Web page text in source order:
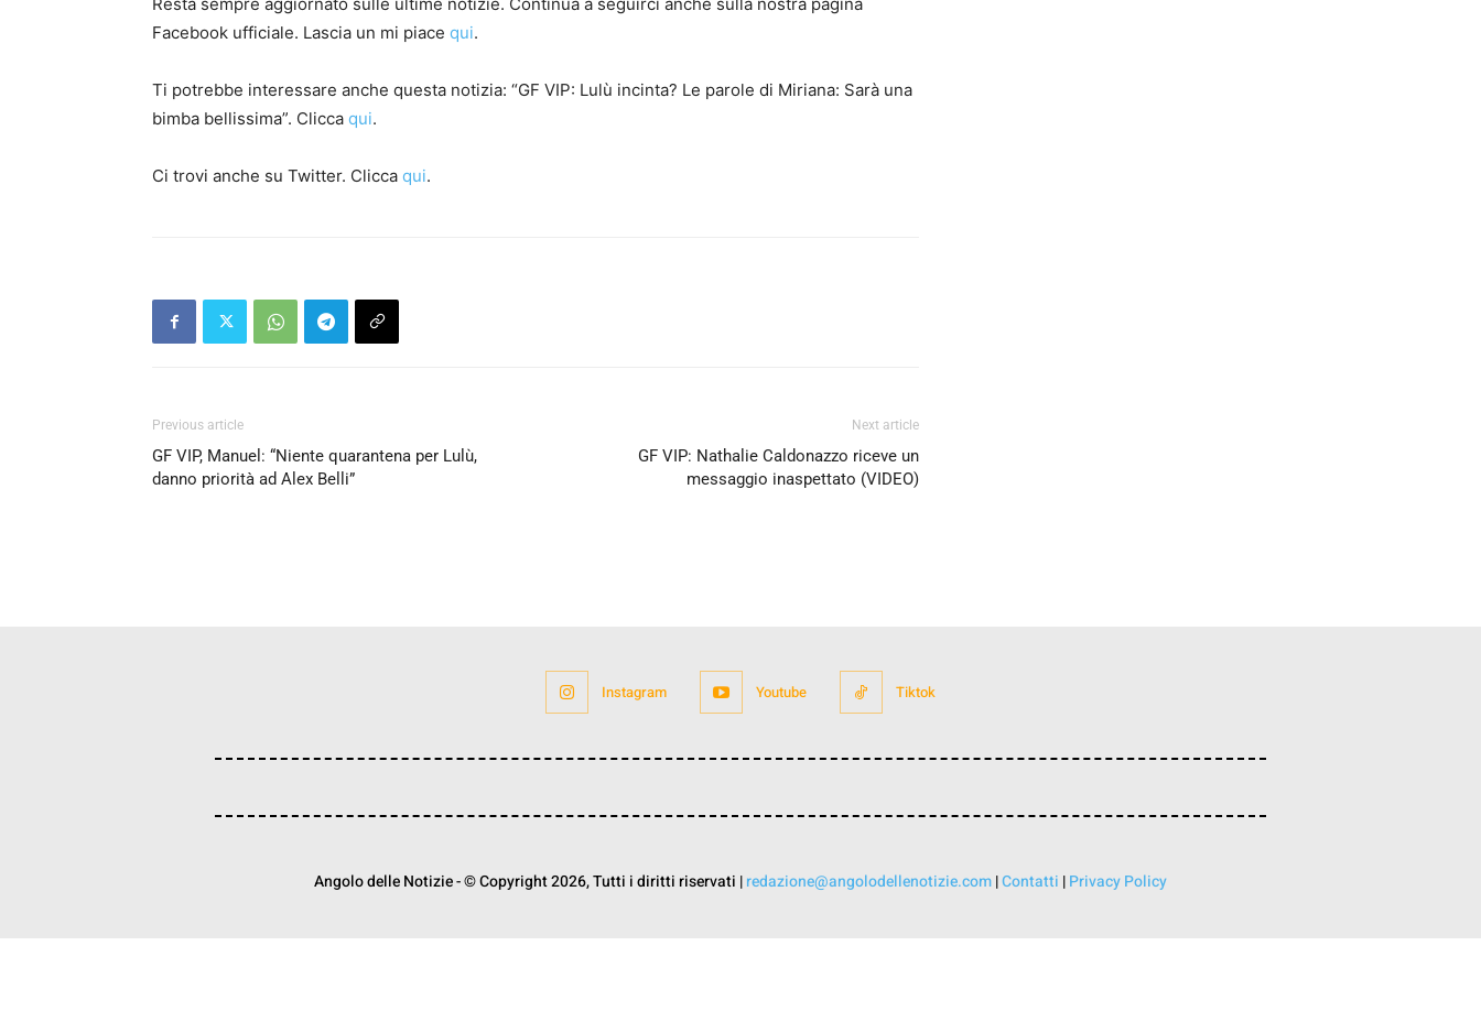
Facebook ufficiale. Lascia un mi piace qui.
Ti potrebbe interessare anche questa notizia: “GF VIP: Lulù incinta? Le parole di Miriana: Sarà una
bimba bellissima”. Clicca qui.
Ci trovi anche su Twitter. Clicca qui.
Previous article
GF VIP, Manuel: “Niente quarantena per Lulù,
danno priorità ad Alex Belli”
Next article
GF VIP: Nathalie Caldonazzo riceve un
messaggio inaspettato (VIDEO)
Instagram Youtube Tiktok
Angolo delle Notizie - © Copyright 2026, Tutti i diritti riservati |redazione@angolodellenotizie.com|Contatti |Privacy Policy